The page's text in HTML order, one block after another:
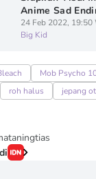
Anime Sad
24 Feb 2022, 19:50
Big Kid
Mob Psycho
roh halus jepang